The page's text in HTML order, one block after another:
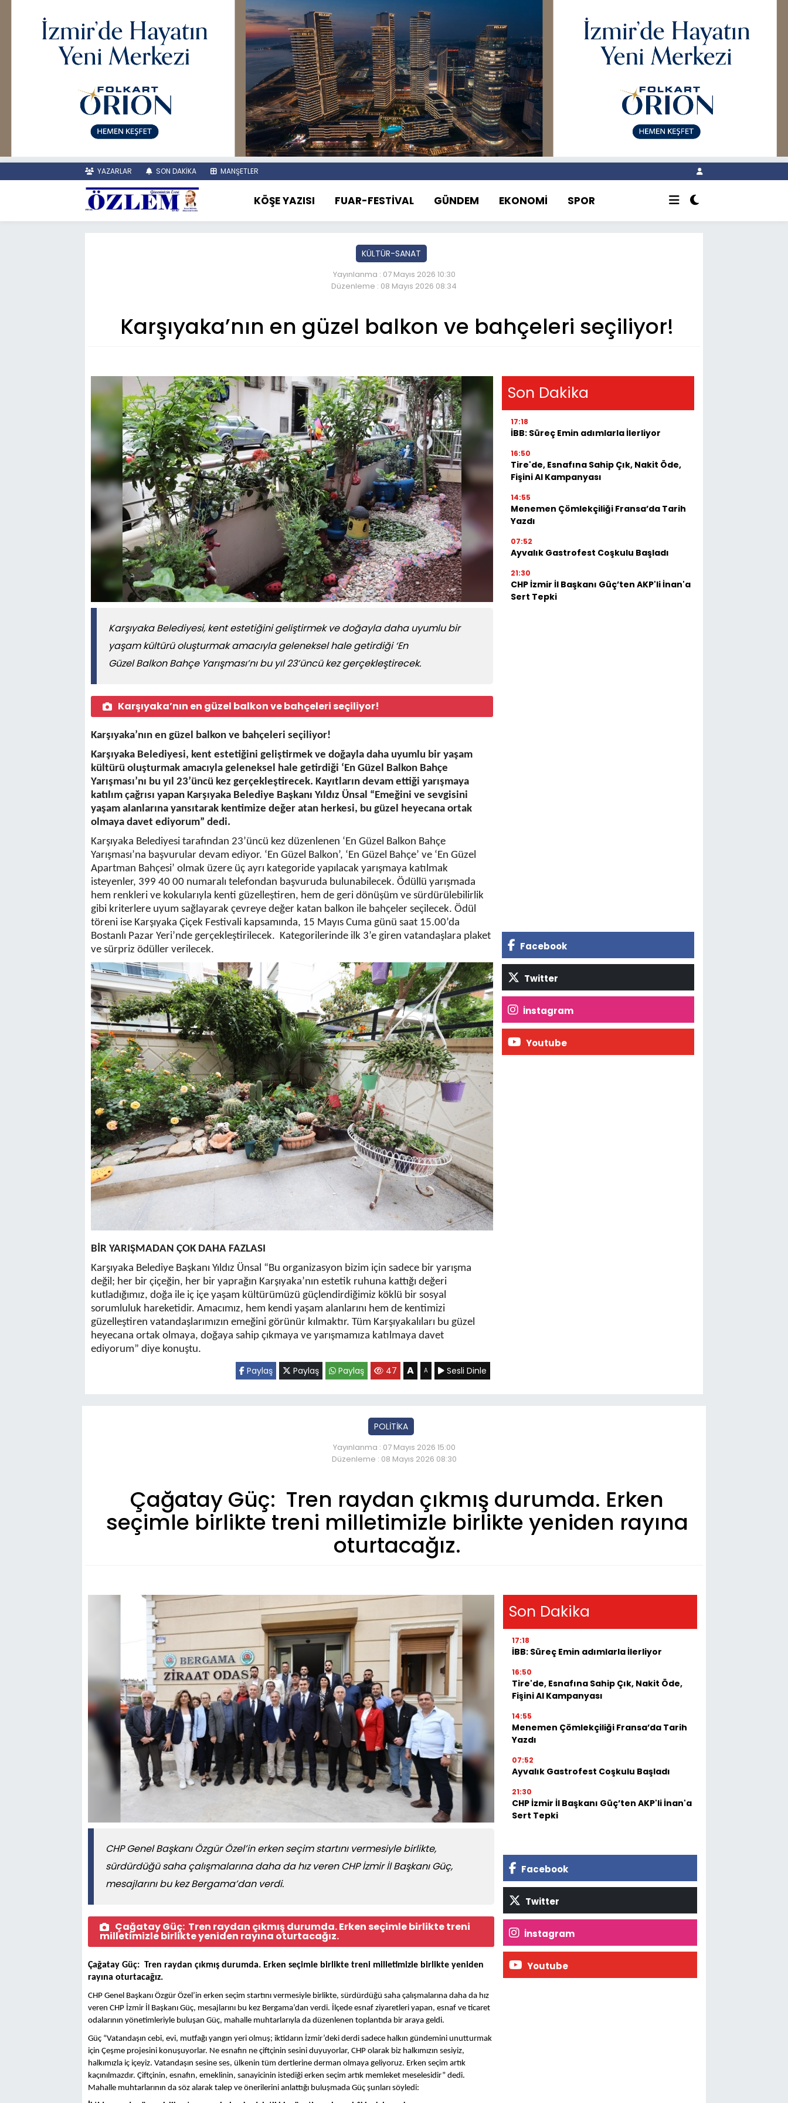
YAZARLAR SON DAKİKA MANŞETLER
KÖŞE YAZISI FUAR-FESTİVAL GÜNDEM EKONOMİ SPOR
KÜLTÜR-SANAT
Yayınlanma : 07 Mayıs 2026 10:30
Düzenleme : 08 Mayıs 2026 08:34
Karşıyaka’nın en güzel balkon ve bahçeleri seçiliyor!
Karşıyaka Belediyesi, kent estetiğini geliştirmek ve doğayla daha uyumlu bir
yaşam kültürü oluşturmak amacıyla geleneksel hale getirdiği ‘En
Güzel Balkon Bahçe Yarışması’nı bu yıl 23’üncü kez gerçekleştirecek.
Karşıyaka’nın en güzel balkon ve bahçeleri seçiliyor!
Karşıyaka’nın en güzel balkon ve bahçeleri seçiliyor!
Karşıyaka Belediyesi, kent estetiğini geliştirmek ve doğayla daha uyumlu bir yaşam
kültürü oluşturmak amacıyla geleneksel hale getirdiği ‘En Güzel Balkon Bahçe
Yarışması’nı bu yıl 23’üncü kez gerçekleştirecek. Kayıtların devam ettiği yarışmaya
katılım çağrısı yapan Karşıyaka Belediye Başkanı Yıldız Ünsal “Emeğini ve sevgisini
yaşam alanlarına yansıtarak kentimize değer atan herkesi, bu güzel heyecana ortak
olmaya davet ediyorum” dedi.
Karşıyaka Belediyesi tarafından 23’üncü kez düzenlenen ‘En Güzel Balkon Bahçe
Yarışması’na başvurular devam ediyor. ‘En Güzel Balkon’, ‘En Güzel Bahçe’ ve ‘En Güzel
Apartman Bahçesi’ olmak üzere üç ayrı kategoride yapılacak yarışmaya katılmak
isteyenler, 399 40 00 numaralı telefondan başvuruda bulunabilecek. Ödüllü yarışmada
hem renkleri ve kokularıyla kenti güzelleştiren, hem de geri dönüşüm ve sürdürülebilirlik
gibi kriterlere uyum sağlayarak çevreye değer katan balkon ile bahçeler seçilecek. Ödül
töreni ise Karşıyaka Çiçek Festivali kapsamında, 15 Mayıs Cuma günü saat 15.00’da
Bostanlı Pazar Yeri’nde gerçekleştirilecek. Kategorilerinde ilk 3’e giren vatandaşlara plaket
ve sürpriz ödüller verilecek.
BİR YARIŞMADAN ÇOK DAHA FAZLASI
Karşıyaka Belediye Başkanı Yıldız Ünsal “Bu organizasyon bizim için sadece bir yarışma
değil; her bir çiçeğin, her bir yaprağın Karşıyaka’nın estetik ruhuna kattığı değeri
kutladığımız, doğa ile iç içe yaşam kültürümüzü güçlendirdiğimiz köklü bir sosyal
sorumluluk hareketidir. Amacımız, hem kendi yaşam alanlarını hem de kentimizi
güzelleştiren vatandaşlarımızın emeğini görünür kılmaktır. Tüm Karşıyakalıları bu güzel
heyecana ortak olmaya, doğaya sahip çıkmaya ve yarışmamıza katılmaya davet
ediyorum” diye konuştu.
Paylaş Paylaş Paylaş 47 A A Sesli Dinle
Son Dakika
17:18
İBB: Süreç Emin adımlarla İlerliyor
16:50
Tire'de, Esnafına Sahip Çık, Nakit Öde,
Fişini Al Kampanyası
14:55
Menemen Çömlekçiliği Fransa’da Tarih
Yazdı
07:52
Ayvalık Gastrofest Coşkulu Başladı
21:30
CHP İzmir İl Başkanı Güç’ten AKP'li İnan'a
Sert Tepki
Facebook
Twitter
İnstagram
Youtube
POLİTİKA
Yayınlanma : 07 Mayıs 2026 15:00
Düzenleme : 08 Mayıs 2026 08:30
Çağatay Güç: Tren raydan çıkmış durumda. Erken
seçimle birlikte treni milletimizle birlikte yeniden rayına
oturtacağız.
CHP Genel Başkanı Özgür Özel’in erken seçim startını vermesiyle birlikte,
sürdürdüğü saha çalışmalarına daha da hız veren CHP İzmir İl Başkanı Güç,
mesajlarını bu kez Bergama’dan verdi.
Çağatay Güç: Tren raydan çıkmış durumda. Erken seçimle birlikte treni
milletimizle birlikte yeniden rayına oturtacağız.
Çağatay Güç: Tren raydan çıkmış durumda. Erken seçimle birlikte treni milletimizle birlikte yeniden
rayına oturtacağız.
CHP Genel Başkanı Özgür Özel’in erken seçim startını vermesiyle birlikte, sürdürdüğü saha çalışmalarına daha da hız
veren CHP İzmir İl Başkanı Güç, mesajlarını bu kez Bergama’dan verdi. İlçede esnaf ziyaretleri yapan, esnaf ve ticaret
odalarının yönetimleriyle buluşan Güç, mahalle muhtarlarıyla da düzenlenen toplantıda bir araya geldi.
Güç “Vatandaşın cebi, evi, mutfağı yangın yeri olmuş; iktidarın İzmir’deki derdi sadece halkın gündemini unutturmak
için Çeşme projesini konuşuyorlar. Ne esnafın ne çiftçinin sesini duyuyorlar, CHP olarak biz halkımızın sesiyiz,
halkımızla iç içeyiz. Vatandaşın sesine ses, ülkenin tüm dertlerine derman olmaya geliyoruz. Erken seçim artık
kaçınılmazdır. Çiftçinin, esnafın, emeklinin, sanayicinin istediği erken seçim artık memleket meselesidir” dedi.
Mahalle muhtarlarının da söz alarak talep ve önerilerini anlattığı buluşmada Güç şunları söyledi:
Son Dakika
17:18
İBB: Süreç Emin adımlarla İlerliyor
16:50
Tire'de, Esnafına Sahip Çık, Nakit Öde,
Fişini Al Kampanyası
14:55
Menemen Çömlekçiliği Fransa’da Tarih
Yazdı
07:52
Ayvalık Gastrofest Coşkulu Başladı
21:30
CHP İzmir İl Başkanı Güç’ten AKP'li İnan'a
Sert Tepki
Facebook
Twitter
İnstagram
Youtube